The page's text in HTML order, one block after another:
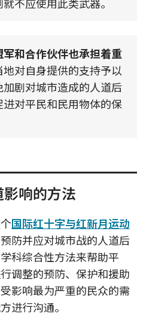
和合作伙伴也承担着重
对自身提供的支持予以
剧对城市造成的人道后
对平民和民用物体的保
响的方法
国际红十字与红新月运动
防并应对城市战的人道后
科综合性方法来帮助平
调整的预防、保护和援助
影响最为严重的民众的需
进行沟通。